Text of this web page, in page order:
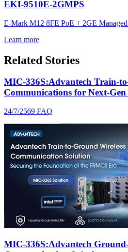
EKI-9510E-2GMPS
E-Mark M12 8FE PoE + 2GE
Learn more
Related Stories
MIC-336S:Advantech Train-
Communications for Next-
24/7/2569 FAQ
MIC-336S:Advantech